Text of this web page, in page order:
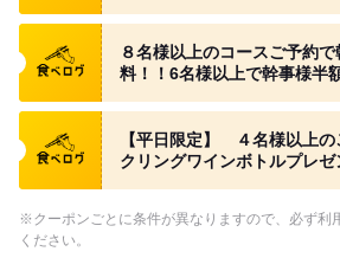
食べログ クーポン
８名様以上のコースご予約
料！！6名様以上で幹事様半
食べログ クーポン
【平日限定】 ４名様以上の
クリングワインボトルプレゼ
※クーポンごとに条件が異なりますので、必ず利
ください。